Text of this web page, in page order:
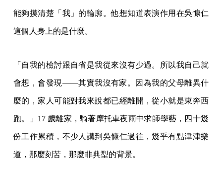
能夠摸清楚「我」的輪廓。他想知道表演作用在吳慷仁
這個人身上的是什麼。
「自我的檢討跟自省是我從來沒有少過。所以我自己就
會想，會發現——其實我沒有家。因為我的父母離異什
麼的，家人可能對我來說都已經離開，從小就是東奔西
跑。」17 歲離家，騎著摩托車夜雨中求師學藝，四十幾
份工作累積，不少人講到吳慷仁過往，幾乎有點津津樂
道，那麼刻苦，那麼非典型的背景。